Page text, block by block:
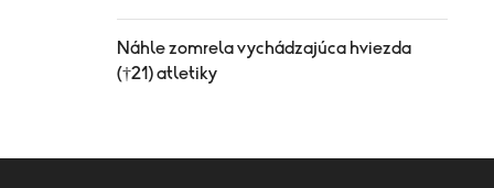
Náhle zomrela vychádzajúca hviezda
(†21) atletiky